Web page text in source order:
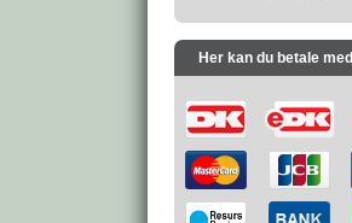
Her kan du betale med